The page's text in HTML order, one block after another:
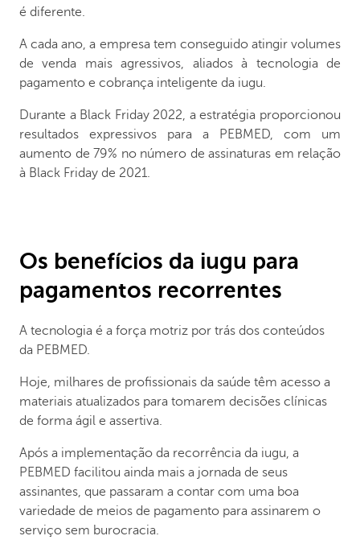
é diferente.
A cada ano, a empresa tem conseguido atingir volumes
de venda mais agressivos, aliados à tecnologia de
pagamento e cobrança inteligente da iugu.
Durante a Black Friday 2022, a estratégia proporcionou
resultados expressivos para a PEBMED, com um
aumento de 79% no número de assinaturas em relação
à Black Friday de 2021.
Os benefícios da iugu para
pagamentos recorrentes
A tecnologia é a força motriz por trás dos conteúdos
da PEBMED.
Hoje, milhares de profissionais da saúde têm acesso a
materiais atualizados para tomarem decisões clínicas
de forma ágil e assertiva.
Após a implementação da recorrência da iugu, a
PEBMED facilitou ainda mais a jornada de seus
assinantes, que passaram a contar com uma boa
variedade de meios de pagamento para assinarem o
serviço sem burocracia.